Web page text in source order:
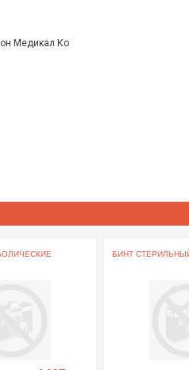
Медикал Ко
БИНТ СТЕРИЛЬНЫЙ